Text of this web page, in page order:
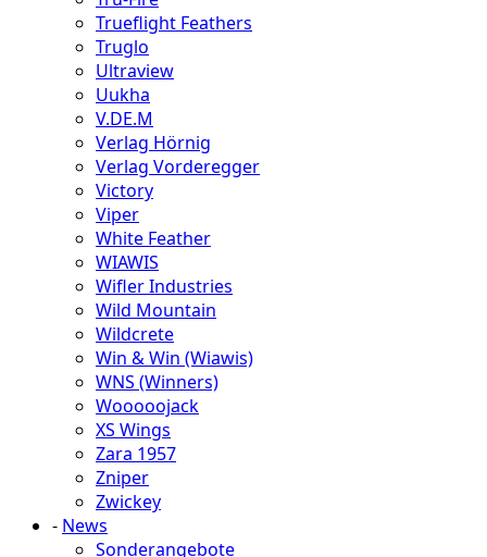
Trueflight Feathers
Truglo
Ultraview
Uukha
V.DE.M
Verlag Hörnig
Verlag Vorderegger
Victory
Viper
White Feather
WIAWIS
Wifler Industries
Wild Mountain
Wildcrete
Win & Win (Wiawis)
WNS (Winners)
Wooooojack
XS Wings
Zara 1957
Zniper
Zwickey
- News
Sonderangebote